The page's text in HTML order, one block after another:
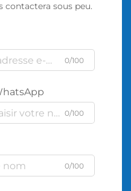
contactera sous peu.
0/100
0/100
0/100